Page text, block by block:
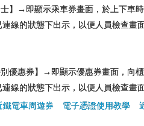
】→即顯示乘車券畫面，於上下車時
線的狀態下出示，以便人員檢查畫面
優惠券】→即顯示優惠券畫面，向櫃
線的狀態下出示，以便人員檢查畫面
鐵電車周遊券 電子憑證使用教學